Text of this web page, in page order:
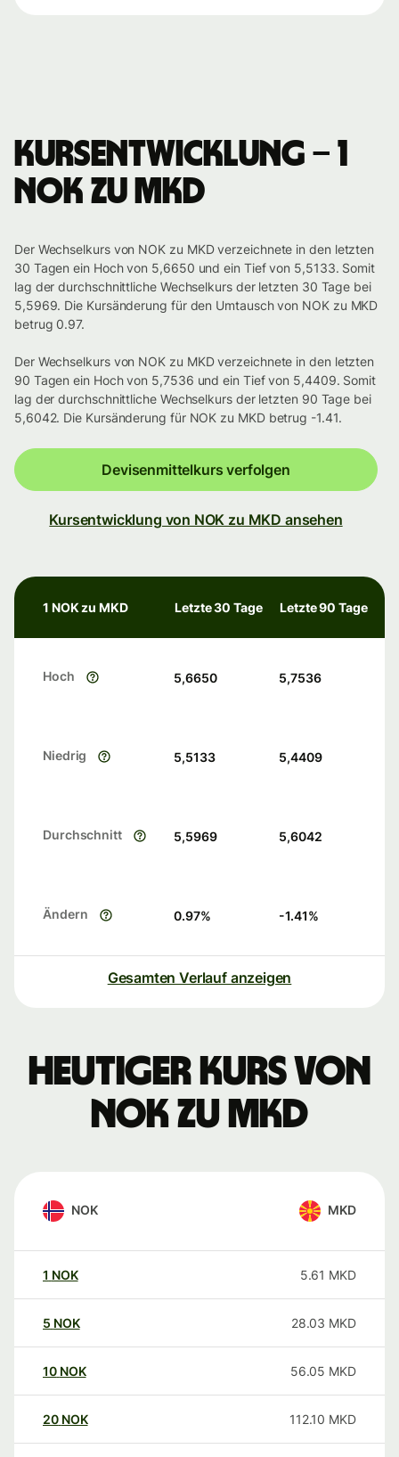
Kursentwicklung – 1
NOK zu MKD
Der Wechselkurs von NOK zu MKD verzeichnete in den letzten
30 Tagen ein Hoch von 5,6650 und ein Tief von 5,5133. Somit
lag der durchschnittliche Wechselkurs der letzten 30 Tage bei
5,5969. Die Kursänderung für den Umtausch von NOK zu MKD
betrug 0.97.
Der Wechselkurs von NOK zu MKD verzeichnete in den letzten
90 Tagen ein Hoch von 5,7536 und ein Tief von 5,4409. Somit
lag der durchschnittliche Wechselkurs der letzten 90 Tage bei
5,6042. Die Kursänderung für NOK zu MKD betrug -1.41.
Devisenmittelkurs verfolgen
Kursentwicklung von NOK zu MKD ansehen
1 NOK zu MKD Letzte 30 Tage Letzte 90 Tage
Hoch 5,6650 5,7536
Niedrig 5,5133 5,4409
Durchschnitt 5,5969 5,6042
Ändern 0.97% -1.41%
Gesamten Verlauf anzeigen
Heutiger Kurs von
NOK zu MKD
NOK MKD
1 NOK 5.61 MKD
5 NOK 28.03 MKD
10 NOK 56.05 MKD
20 NOK 112.10 MKD